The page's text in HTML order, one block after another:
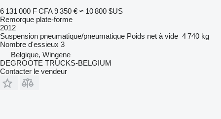
6 131 000 F CFA 9 350 € ≈ 10 800 $US
Remorque plate-forme
2012
Suspension pneumatique/pneumatique Poids net à vide 4 740 kg
Nombre d'essieux 3
Belgique, Wingene
DEGROOTE TRUCKS-BELGIUM
Contacter le vendeur